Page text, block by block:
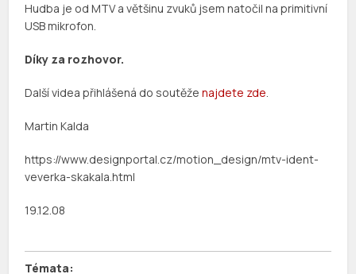
Hudba je od MTV a většinu zvuků jsem natočil na primitivní
USB mikrofon.
Díky za rozhovor.
Další videa přihlášená do soutěženajdete zde.
Martin Kalda
https://www.designportal.cz/motion_design/mtv-ident-
veverka-skakala.html
19.12.08